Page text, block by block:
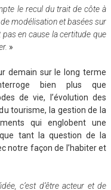
le recul du trait de côte à
modélisation et basées sur
en cause la certitude que
»
demain sur le long terme
bien plus que
de vie, l’évolution des
tourisme, la gestion de la
qui englobent une
tant la question de la
notre façon de l’habiter et
c’est d’être acteur et de